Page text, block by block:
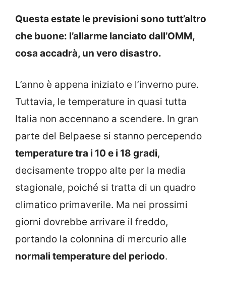
Questa estate le previsioni sono tutt’altro
che buone: l’allarme lanciato dall’OMM,
cosa accadrà, un vero disastro.
L’anno è appena iniziato e l’inverno pure.
Tuttavia, le temperature in quasi tutta
Italia non accennano a scendere. In gran
parte del Belpaese si stanno percependo
temperature tra i 10 e i 18 gradi,
decisamente troppo alte per la media
stagionale, poiché si tratta di un quadro
climatico primaverile. Ma nei prossimi
giorni dovrebbe arrivare il freddo,
portando la colonnina di mercurio alle
normali temperature del periodo.